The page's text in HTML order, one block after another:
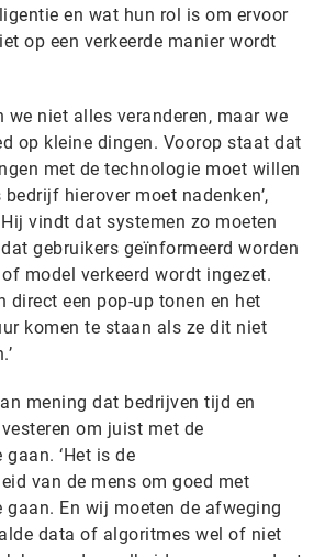
en wat hun rol is om ervoor
op een verkeerde manier wordt
we niet alles veranderen, maar we
op kleine dingen. Voorop staat dat
met de technologie moet willen
hierover moet nadenken’,
vindt dat systemen zo moeten
gebruikers geïnformeerd worden
model verkeerd wordt ingezet.
direct een pop-up tonen en het
komen te staan als ze dit niet
mening dat bedrijven tijd en
om juist met de
‘Het is de
van de mens om goed met
En wij moeten de afweging
data of algoritmes wel of niet